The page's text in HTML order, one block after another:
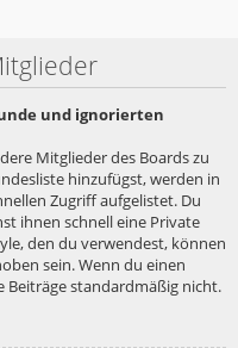
und ignorierten
Mitglieder des Boards zu
hinzufügst, werden in
Zugriff aufgelistet. Du
ihnen schnell eine Private
den du verwendest, können
sein. Wenn du einen
Beiträge standardmäßig nicht.